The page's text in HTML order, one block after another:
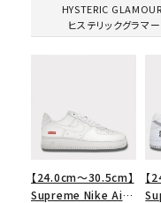
HYSTERIC
ヒステリックグラマー
【24.0cm～30.5cm】
Supreme Nike Air
【